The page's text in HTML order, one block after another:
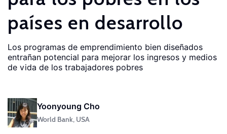
países en desarrollo
Los programas de emprendimiento bien diseñados
entrañan potencial para mejorar los ingresos y medios
de vida de los trabajadores pobres
Yoonyoung Cho
World Bank, USA